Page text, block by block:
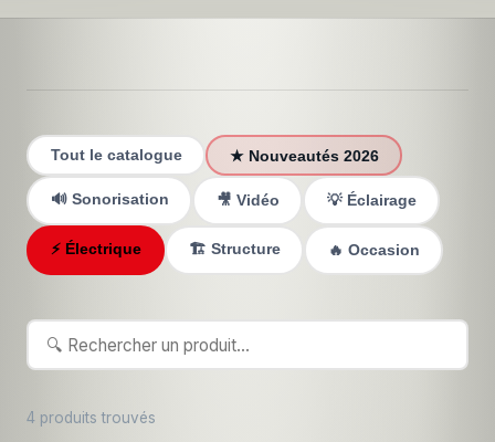
Tout le catalogue ★ Nouveautés 2026
🔊 Sonorisation 🎥 Vidéo 💡 Éclairage
⚡ Électrique 🏗️ Structure 🔥 Occasion
4 produits trouvés